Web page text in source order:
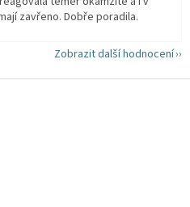
zavřeno. Dobře poradila.
Zobrazit další hodnocení